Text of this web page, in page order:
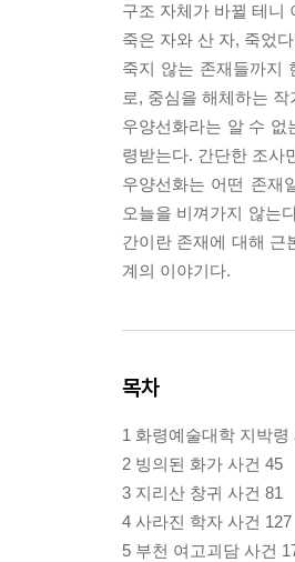
구조 자체가 바뀔 테니
죽은 자와 산 자, 죽었
죽지 않는 존재들까지
로, 중심을 해체하는
우양선화라는 알 수 없
령받는다. 간단한 조사
우양선화는 어떤 존재
오늘을 비껴가지 않는
간이란 존재에 대해 근
계의 이야기다.
목차
1 화령예술대학 지박령
2 빙의된 화가 사건 45
3 지리산 창귀 사건 81
4 사라진 학자 사건 127
5 부천 여고괴담 사건